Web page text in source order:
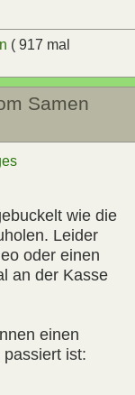
( 917 mal
Samen
wie die
Leider
oder einen
an der Kasse
einen
ist: